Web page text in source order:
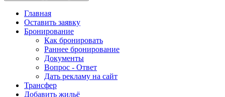
Главная
Оставить заявку
Бронирование
Как бронировать
Раннее бронирование
Документы
Вопрос - Ответ
Дать рекламу на сайт
Трансфер
Добавить жильё